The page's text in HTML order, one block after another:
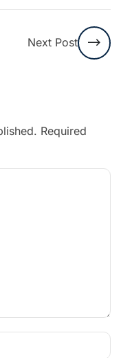
Next Post
Required